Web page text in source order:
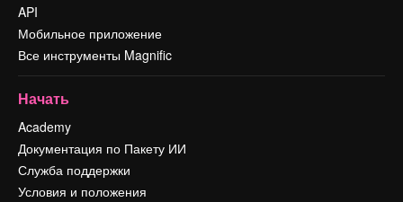
API
Мобильное приложение
Все инструменты Magnific
Начать
Academy
Документация по Пакету ИИ
Служба поддержки
Условия и положения